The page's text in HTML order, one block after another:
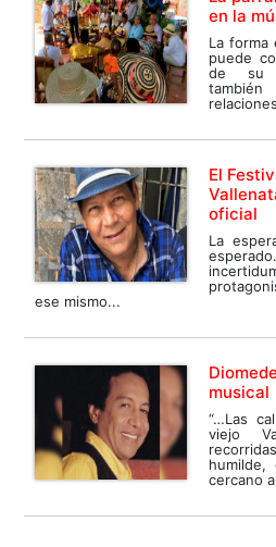
en la
La forma
puede
de su
El
oficial
La
ese mismo...
musical
“…Las
viejo
humilde,
cercano